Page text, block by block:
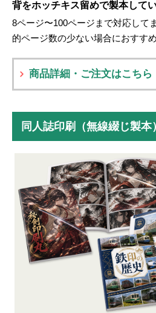
背をホッチキス留めで製本して
8ページ〜100ページまで対応して
的ページ数の少ない場合におすすめ
商品詳細・ご注文はこちら
同人誌印刷（無線綴じ製本）